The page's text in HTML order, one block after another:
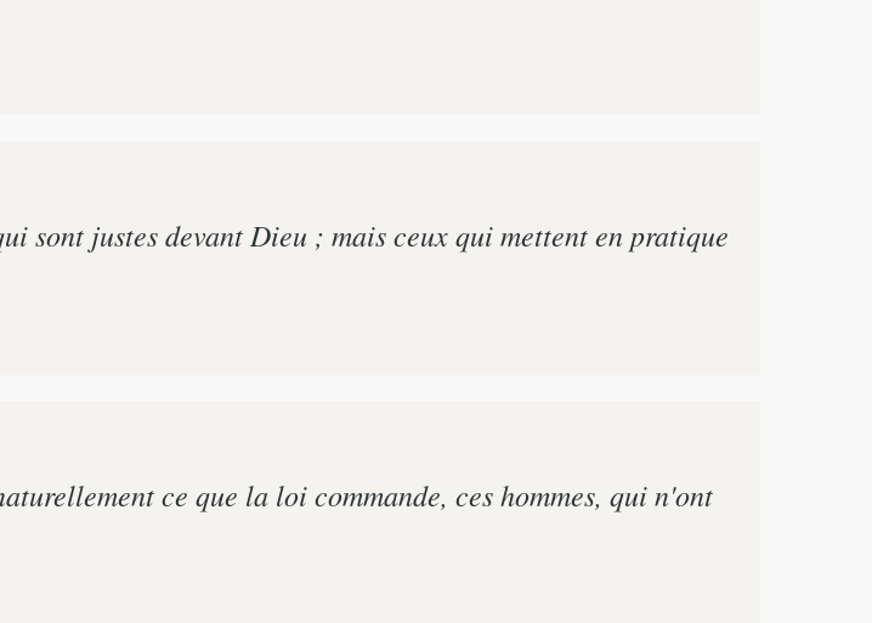
sont justes devant Dieu ; mais ceux qui mettent en pratique
ce que la loi commande, ces hommes, qui n'ont